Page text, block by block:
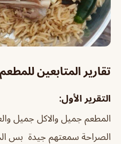
تقارير المتابعين
التقرير الأول:
المطعم جميل والاكل جميل
الصراحة سمعتهم جيدة بس